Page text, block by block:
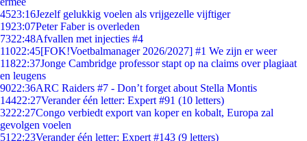
4523:16Jezelf gelukkig voelen als vrijgezelle vijftiger
1923:07Peter Faber is overleden
7322:48Afvallen met injecties #4
11022:45[FOK!Voetbalmanager 2026/2027] #1 We zijn er weer
11822:37Jonge Cambridge professor stapt op na claims over plagiaat
en leugens
9022:36ARC Raiders #7 - Don’t forget about Stella Montis
14422:27Verander één letter: Expert #91 (10 letters)
3222:27Congo verbiedt export van koper en kobalt, Europa zal
gevolgen voelen
51 22:23Verander één letter: Expert #143 (9 letters)